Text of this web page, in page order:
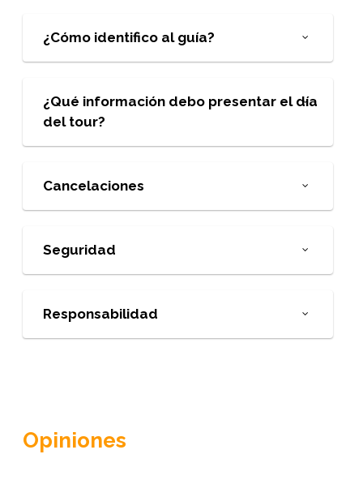
¿Cómo identifico al guía?
¿Qué información debo presentar el día
del tour?
Cancelaciones
Seguridad
Responsabilidad
Opiniones